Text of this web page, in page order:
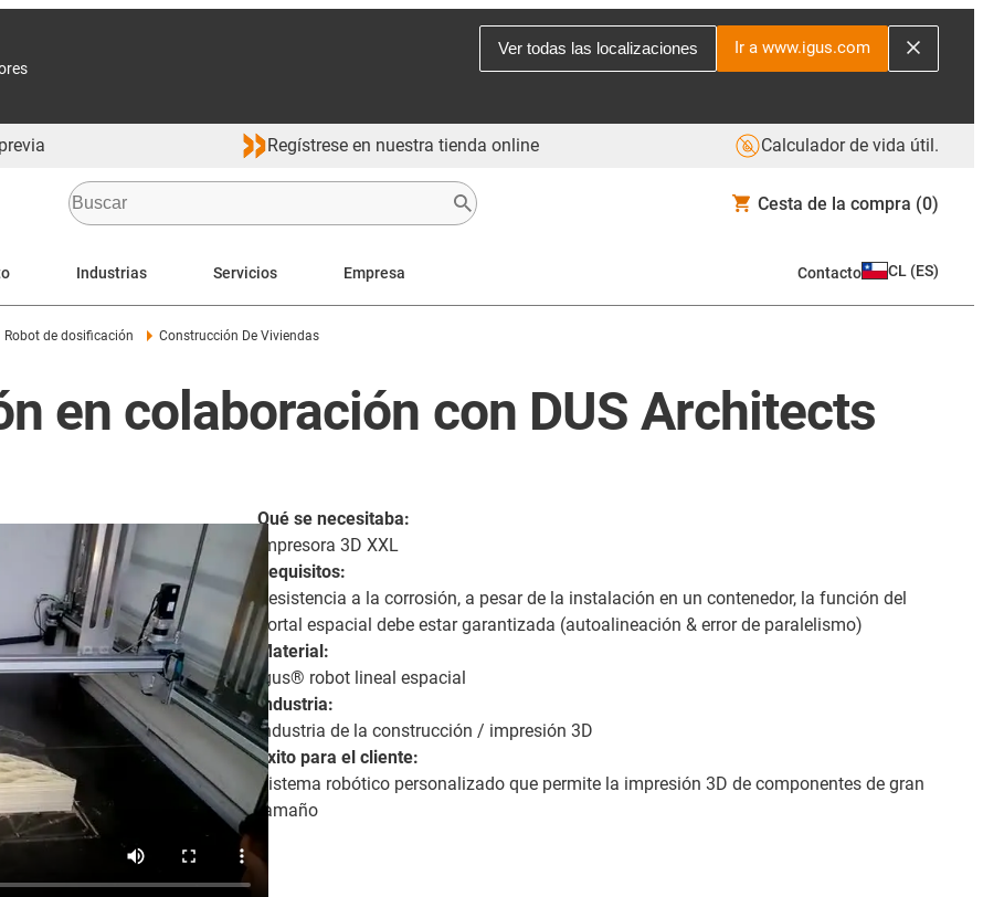
Ver todas las localizaciones Ir a www.igus.com
Regístrese en nuestra tienda online Calculador de vida útil.
Cesta de la compra (0)
Industrias Servicios Empresa Contacto CL (ES)
Robot de dosificación Construcción De Viviendas
en colaboración con DUS Architects
Qué se necesitaba:
Impresora 3D XXL
Requisitos:
Resistencia a la corrosión, a pesar de la instalación en un contenedor, la función del
portal espacial debe estar garantizada (autoalineación & error de paralelismo)
Material:
igus® robot lineal espacial
Industria:
Industria de la construcción / impresión 3D
Éxito para el cliente:
Sistema robótico personalizado que permite la impresión 3D de componentes de gran
tamaño